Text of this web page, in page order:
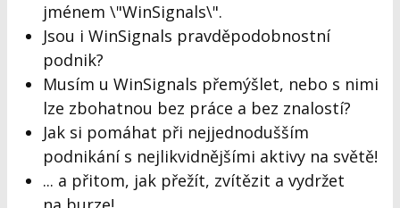
jménem \"WinSignals\".
Jsou i WinSignals pravděpodobnostní
podnik?
Musím u WinSignals přemýšlet, nebo s nimi
lze zbohatnou bez práce a bez znalostí?
Jak si pomáhat při nejjednodušším
podnikání s nejlikvidnějšími aktivy na světě!
... a přitom, jak přežít, zvítězit a vydržet